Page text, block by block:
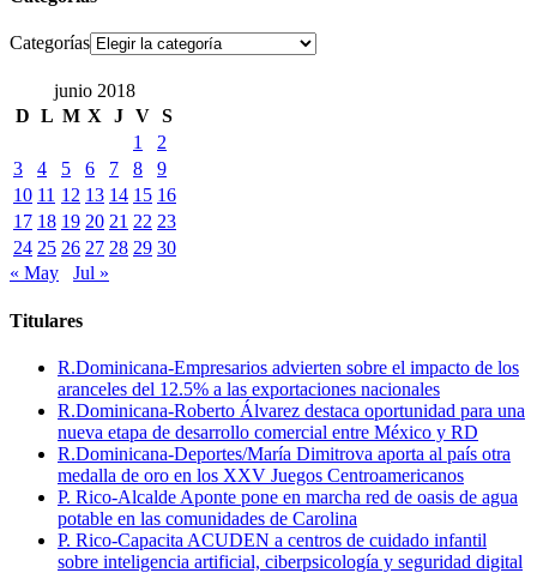
Categorías
junio 2018
D L M X J V S
1
2
3
4 5 6 7 8
9
10 11 12 13 14 15 16
17 18 19 20 21 22 23
24 25 26 27 28 29 30
« May
Jul »
Titulares
R.Dominicana-Empresarios advierten sobre el impacto de los
aranceles del 12.5% a las exportaciones nacionales
R.Dominicana-Roberto Álvarez destaca oportunidad para una
nueva etapa de desarrollo comercial entre México y RD
R.Dominicana-Deportes/María Dimitrova aporta al país otra
medalla de oro en los XXV Juegos Centroamericanos
P. Rico-Alcalde Aponte pone en marcha red de oasis de agua
potable en las comunidades de Carolina
P. Rico-Capacita ACUDEN a centros de cuidado infantil
sobre inteligencia artificial, ciberpsicología y seguridad digital